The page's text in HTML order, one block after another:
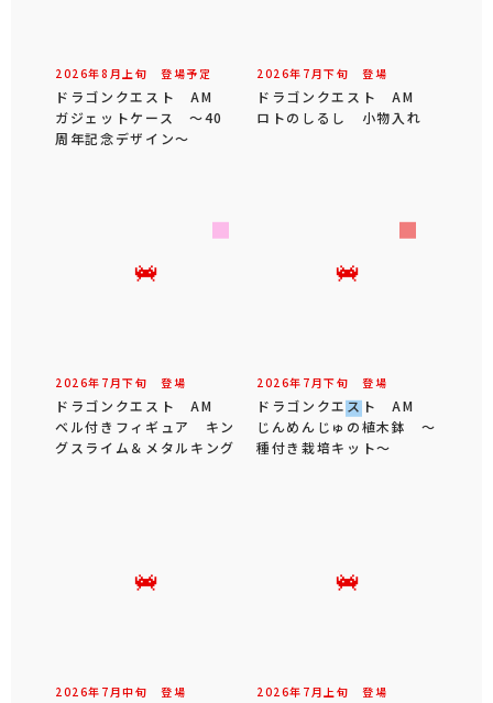
2026年8 月 上旬 登場予定
ドラゴンクエスト AM
ガジェットケース ～40
周年記念デザイン～
2026年 7 月下旬 登場
ドラゴンクエスト AM
ロトのしるし 小物入れ
2026年 7 月下旬 登場
ドラゴンクエスト AM
ベル付きフィギュア キン
グスライム＆メタルキング
2026年 7 月下旬 登場
ドラゴンクエスト AM
じんめんじゅの植木鉢 ～
種付き栽培キット～
2026年 7 月中旬 登場 2026年 7 月 上旬 登場